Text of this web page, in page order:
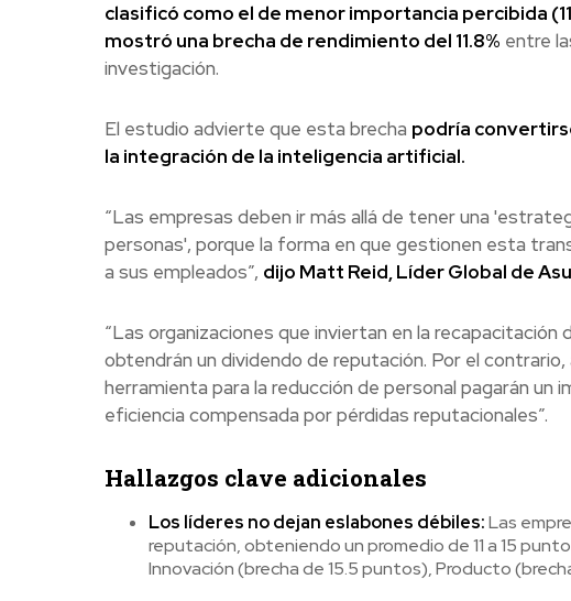
clasificó como el de menor importancia percibida
mostró una brecha de rendimiento del 11.8% entre
investigación.
El estudio advierte que esta brecha podría
la integración de la inteligencia artificial.
“Las empresas deben ir más allá de tener una
personas', porque la forma en que gestionen esta
a sus empleados”, dijo Matt Reid, Líder Global de
“Las organizaciones que inviertan en la
obtendrán un dividendo de reputación. Por el
herramienta para la reducción de personal pagarán un
eficiencia compensada por pérdidas reputacionales”.
Hallazgos clave adicionales
Los líderes no dejan eslabones débiles:Las
reputación, obteniendo un promedio de 11 a 15
Innovación (brecha de 15.5 puntos), Producto